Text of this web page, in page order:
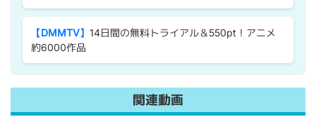
【DMMTV】 14日間の無料トライアル＆550pt！アニメ
約6000作品
関連動画